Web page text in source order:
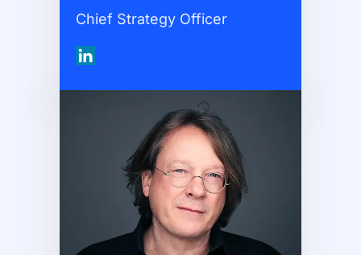
Chief Strategy Officer